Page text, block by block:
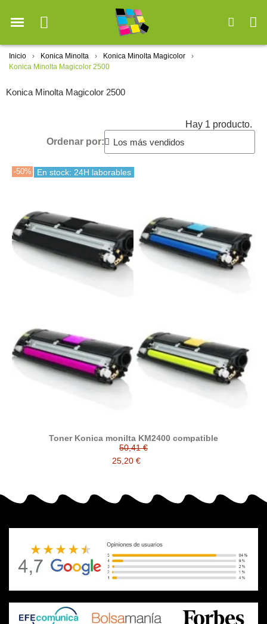
Inicio Konica Minolta
Konica Minolta Magicolor
Konica Minolta Magicolor 2500
Konica Minolta Magicolor 2500
Hay 1 producto.
Ordenar por:
-50% En stock: 24H laborables
Toner Konica monilta KM2400 compatible
50,41 €
25,20 €